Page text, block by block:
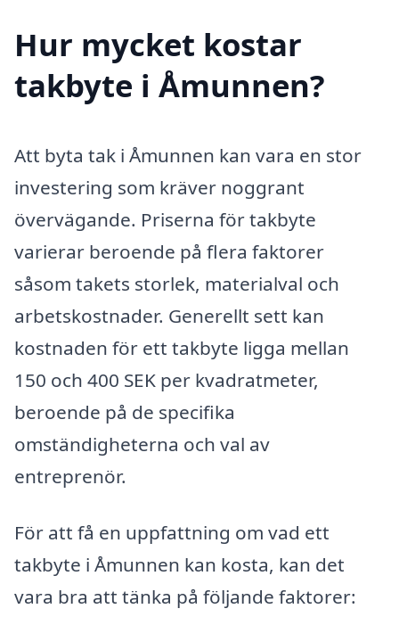
Hur mycket kostar
takbyte i Åmunnen?
Att byta tak i Åmunnen kan vara en stor
investering som kräver noggrant
övervägande. Priserna för takbyte
varierar beroende på flera faktorer
såsom takets storlek, materialval och
arbetskostnader. Generellt sett kan
kostnaden för ett takbyte ligga mellan
150 och 400 SEK per kvadratmeter,
beroende på de specifika
omständigheterna och val av
entreprenör.
För att få en uppfattning om vad ett
takbyte i Åmunnen kan kosta, kan det
vara bra att tänka på följande faktorer: